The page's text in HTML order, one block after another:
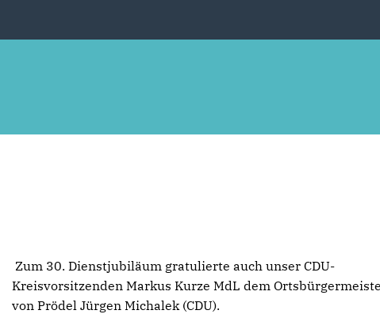
Zum 30. Dienstjubiläum gratulierte auch unser CDU-
Kreisvorsitzenden Markus Kurze MdL dem
von Prödel Jürgen Michalek (CDU).